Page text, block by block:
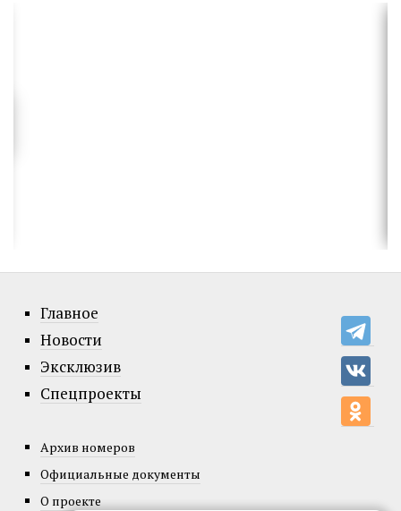
Главное
Новости
Эксклюзив
Спецпроекты
Архив номеров
Официальные документы
О проекте